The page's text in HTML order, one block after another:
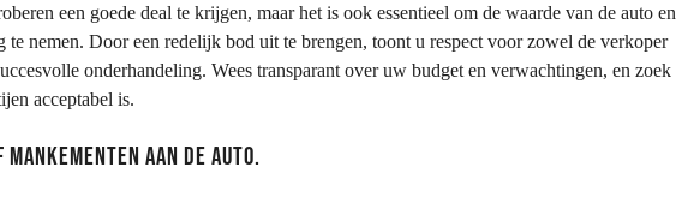
een goede deal te krijgen, maar het is ook essentieel om de waarde van de auto en
nemen. Door een redelijk bod uit te brengen, toont u respect voor zowel de verkoper
onderhandeling. Wees transparant over uw budget en verwachtingen, en zoek
acceptabel is.
aan de auto.